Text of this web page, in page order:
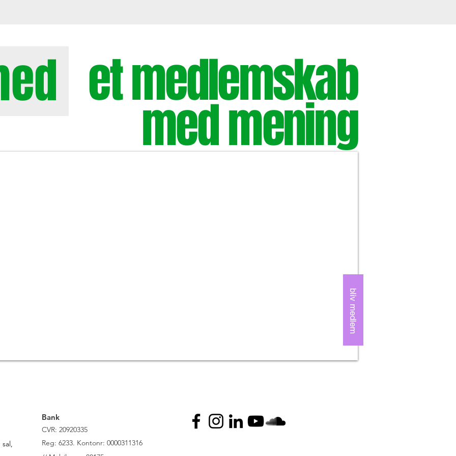
et medlemskab
med mening
bliv medlem
Bank
CVR: 20920335
Reg: 6233. Kontonr: 0000311316